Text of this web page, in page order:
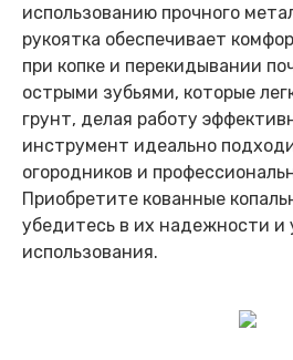
использованию прочного
рукоятка обеспечивает
при копке и перекидывании
острыми зубьями, которые
грунт, делая работу
инструмент идеально
огородников и
Приобретите кованные
убедитесь в их надежности и
использования.